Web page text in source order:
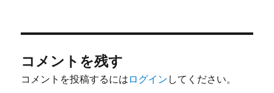
コメントを残す
コメントを投稿するには ログイン してください。